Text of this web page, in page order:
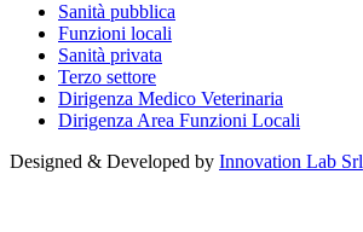
Sanità pubblica
Funzioni locali
Sanità privata
Terzo settore
Dirigenza Medico Veterinaria
Dirigenza Area Funzioni Locali
Designed & Developed by Innovation Lab Srl